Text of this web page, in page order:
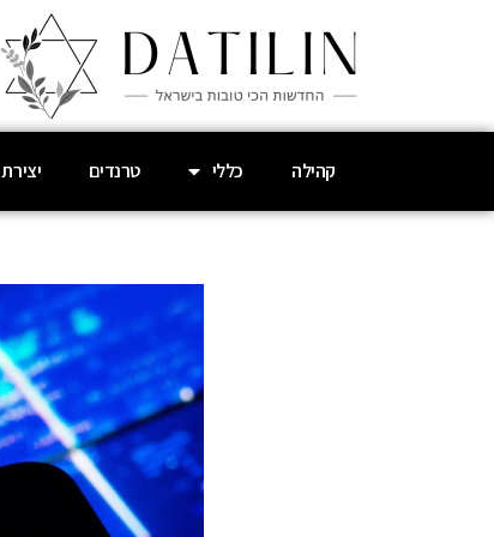
קהילה כללי טרנדים